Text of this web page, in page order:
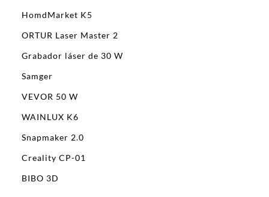
HomdMarket K5
ORTUR Laser Master 2
Grabador láser de 30 W
Samger
VEVOR 50 W
WAINLUX K6
Snapmaker 2.0
Creality CP-01
BIBO 3D